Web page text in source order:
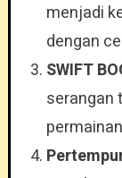
menjadi
dengan
SWIFT
serangan